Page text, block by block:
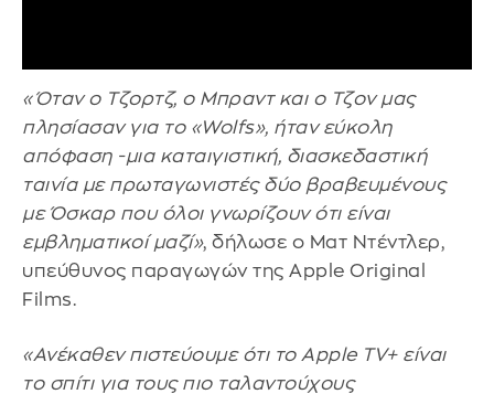
«Όταν ο Τζορτζ, ο Μπραντ και ο Τζον μας
πλησίασαν για το «Wolfs», ήταν εύκολη
απόφαση -μια καταιγιστική, διασκεδαστική
ταινία με πρωταγωνιστές δύο βραβευμένους
με Όσκαρ που όλοι γνωρίζουν ότι είναι
εμβληματικοί μαζί», δήλωσε ο Ματ Ντέντλερ,
υπεύθυνος παραγωγών της Apple Original
Films.
«Ανέκαθεν πιστεύουμε ότι το Apple TV+ είναι
το σπίτι για τους πιο ταλαντούχους